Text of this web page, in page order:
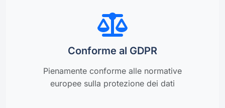
Conforme al GDPR
Pienamente conforme alle normative
europee sulla protezione dei dati